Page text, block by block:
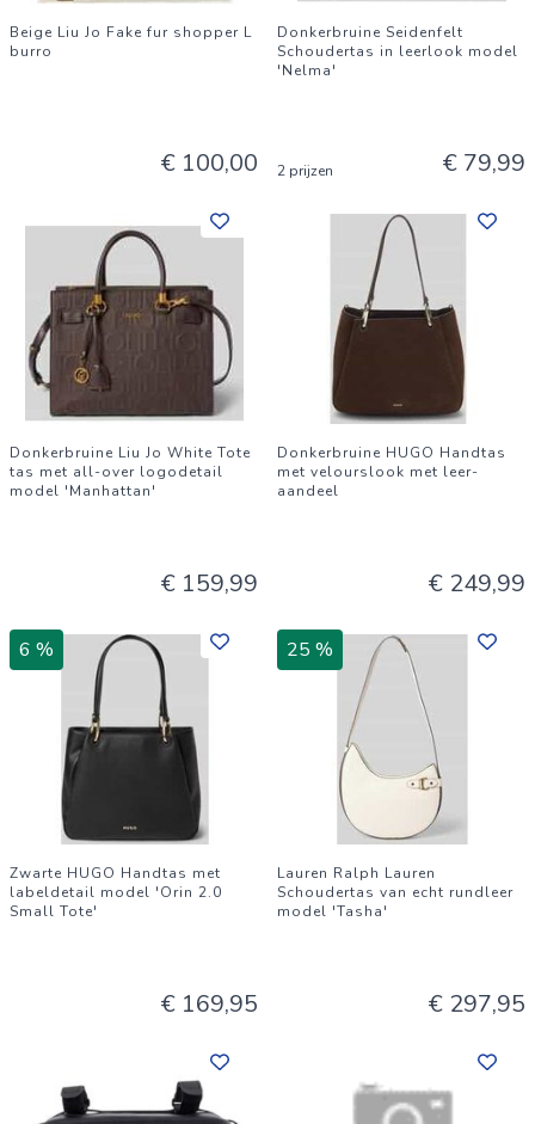
Beige Liu Jo Fake fur shopper L
burro
€ 100,00
Donkerbruine Seidenfelt
Schoudertas in leerlook model
'Nelma'
2 prijzen € 79,99
Donkerbruine Liu Jo White Tote
tas met all-over logodetail
model 'Manhattan'
€ 159,99
Donkerbruine HUGO Handtas
met velourslook met leer-
aandeel
€ 249,99
6 %
Zwarte HUGO Handtas met
labeldetail model 'Orin 2.0
Small Tote'
€ 169,95
25 %
Lauren Ralph Lauren
Schoudertas van echt rundleer
model 'Tasha'
€ 297,95